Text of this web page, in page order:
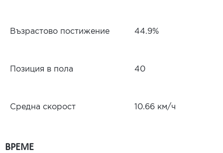
Възрастово постижение 44.9%
Позиция в пола 40
Средна скорост 10.66 км/ч
ВРЕМЕ